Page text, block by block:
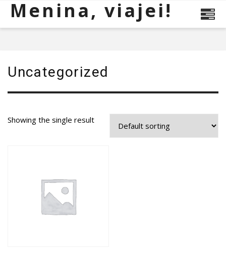
Menina, viajei!
Uncategorized
Showing the single result